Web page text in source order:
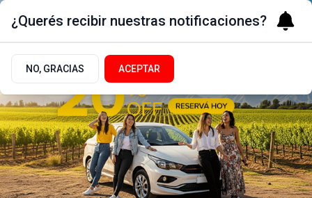
¿Querés recibir nuestras notificaciones?
NO, GRACIAS ACEPTAR